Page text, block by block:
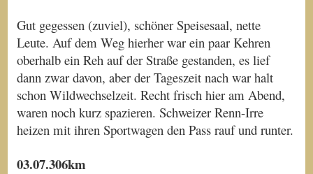
Gut gegessen (zuviel), schöner Speisesaal, nette
Leute. Auf dem Weg hierher war ein paar Kehren
oberhalb ein Reh auf der Straße gestanden, es lief
dann zwar davon, aber der Tageszeit nach war halt
schon Wildwechselzeit. Recht frisch hier am Abend,
waren noch kurz spazieren. Schweizer Renn-Irre
heizen mit ihren Sportwagen den Pass rauf und runter.
03.07.306km